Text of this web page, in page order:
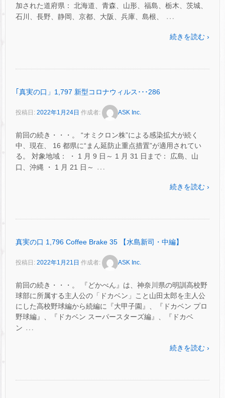
加された道府県： 北海道、青森、山形、福島、栃木、茨城、
石川、長野、静岡、京都、大阪、兵庫、島根、
…
続きを読む ›
｢真実の口」1,797 新型コロナウィルス･･･286
投稿日: 2022年1月24日 作成者: ASK Inc.
前回の続き・・・。 “オミクロン株”による感染拡大が続く
中、現在、 16 都県に“まん延防止重点措置”が適用されてい
る。 対象地域： ・ 1 月 9 日～ 1 月 31 日まで： 広島、山
口、沖縄 ・ 1 月 21 日～
…
続きを読む ›
真実の口 1,796 Coffee Brake 35 【水島新司・中編】
投稿日: 2022年1月21日 作成者: ASK Inc.
前回の続き・・・。 『どかべん』は、神奈川県の明訓高校野
球部に所属する主人公の「ドカベン」こと山田太郎を主人公
にした高校野球編から続編に『大甲子園』、『ドカベン プロ
野球編』、『ドカベン スーパースターズ編』、『ドカベ
ン …
続きを読む ›